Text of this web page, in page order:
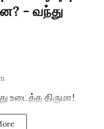
- வந்து
உடைத்த திருமா!